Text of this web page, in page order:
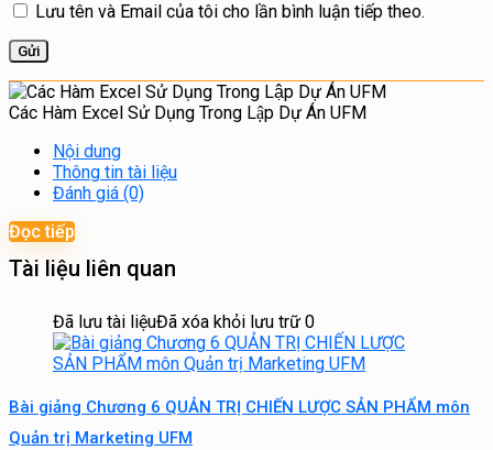
Lưu tên và Email của tôi cho lần bình luận tiếp theo.
Các Hàm Excel Sử Dụng Trong Lập Dự Án UFM
Nội dung
Thông tin tài liệu
Đánh giá (0)
Đọc tiếp
Tài liệu liên quan
Đã lưu tài liệuĐã xóa khỏi lưu trữ 0
Bài giảng Chương 6 QUẢN TRỊ CHIẾN LƯỢC SẢN PHẨM môn
Quản trị Marketing UFM